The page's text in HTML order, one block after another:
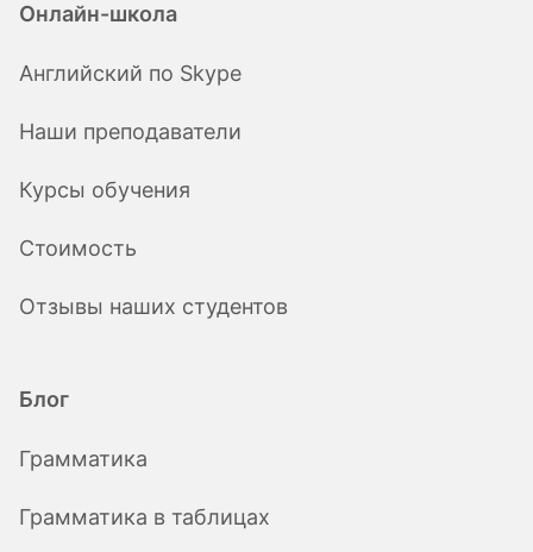
Онлайн-школа
Английский по Skype
Наши преподаватели
Курсы обучения
Стоимость
Отзывы наших студентов
Блог
Грамматика
Грамматика в таблицах